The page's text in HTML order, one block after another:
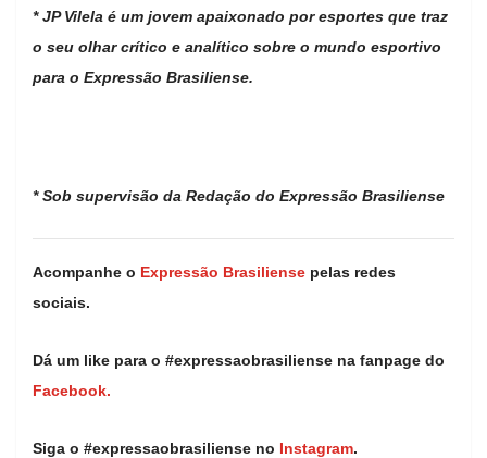
* JP Vilela é um jovem apaixonado por esportes que traz
o seu olhar crítico e analítico sobre o mundo esportivo
para o Expressão Brasiliense.
* Sob supervisão da Redação do Expressão Brasiliense
Acompanhe o Expressão Brasiliense pelas redes
sociais.
Dá um like para o #expressaobrasiliense na fanpage do
Facebook.
Siga o #expressaobrasiliense no Instagram.